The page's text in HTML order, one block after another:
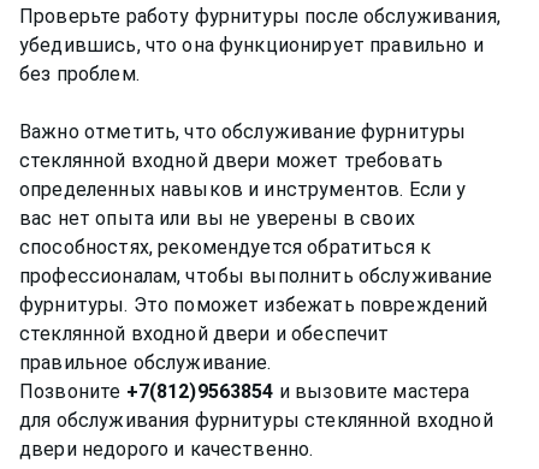
Проверьте работу фурнитуры после обслуживания,
убедившись, что она функционирует правильно и
без проблем.
Важно отметить, что обслуживание фурнитуры
стеклянной входной двери может требовать
определенных навыков и инструментов. Если у
вас нет опыта или вы не уверены в своих
способностях, рекомендуется обратиться к
профессионалам, чтобы выполнить обслуживание
фурнитуры. Это поможет избежать повреждений
стеклянной входной двери и обеспечит
правильное обслуживание.
Позвоните +7(812)9563854 и вызовите мастера
для обслуживания фурнитуры стеклянной входной